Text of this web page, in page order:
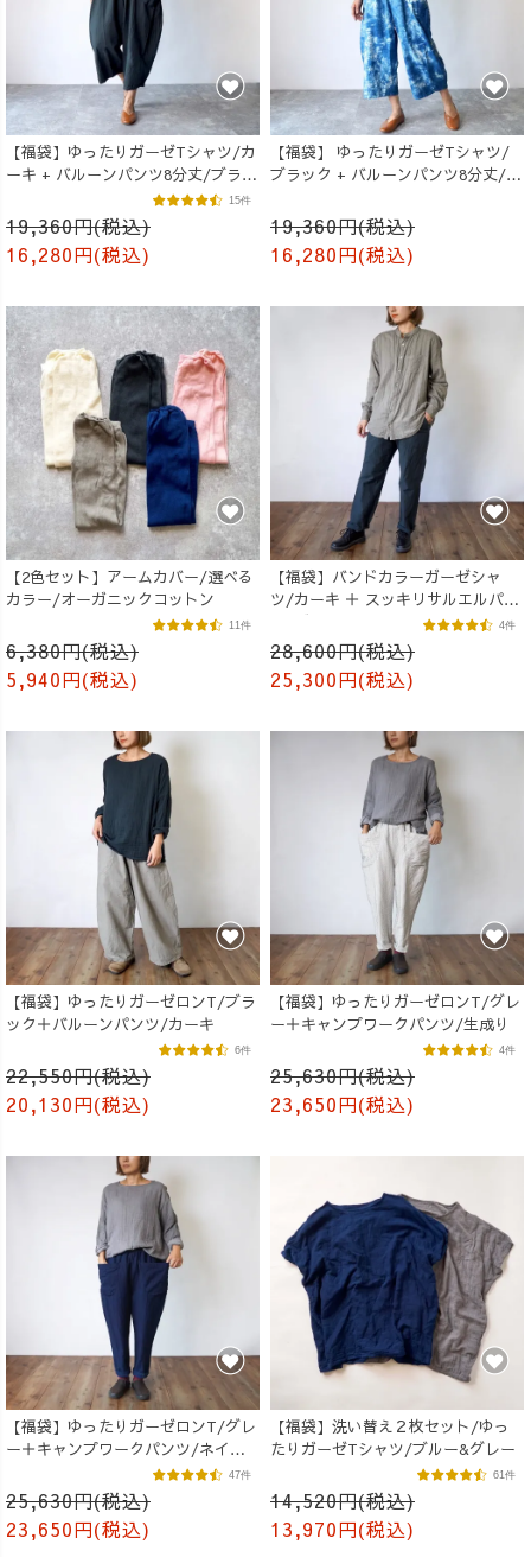
【福袋】ゆったりガーゼTシャツ/カ
ーキ + バルーンパンツ8分丈/ブラッ
19,360円(税込)
16,280円(税込)
15件
【福袋】 ゆったりガーゼTシャツ/
ブラック + バルーンパンツ8分丈/ブ
19,360円(税込)
16,280円(税込)
【2色セット】アームカバー/選べる
カラー/オーガニックコットン
6,380円(税込)
5,940円(税込)
11件
【福袋】バンドカラーガーゼシャ
ツ/カーキ ＋ スッキリサルエルパン
ツ/ブラック
28,600円(税込)
25,300円(税込)
4件
【福袋】ゆったりガーゼロンT/ブラ
ック＋バルーンパンツ/カーキ
22,550円(税込)
20,130円(税込)
6件
【福袋】ゆったりガーゼロンT/グレ
ー＋キャンプワークパンツ/生成り
25,630円(税込)
23,650円(税込)
4件
【福袋】ゆったりガーゼロンT/グレ
ー＋キャンプワークパンツ/ネイビ
25,630円(税込)
23,650円(税込)
47件
【福袋】洗い替え２枚セット/ゆっ
たりガーゼTシャツ/ブルー&グレー
14,520円(税込)
13,970円(税込)
61件